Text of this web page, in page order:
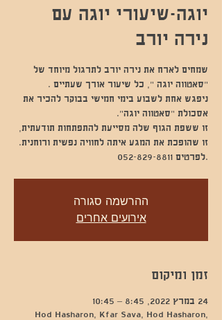
יוגה-שיעורי יוגה עם
נירה יורב
שמחים לארח את נירה יורב לתרגול מיוחד של
ניפגש אחת לשבוע בימי חמישי בבוקר להכיר את
.לפרטים 052-829-8811
ההרשמה סגורה
אירועים אחרים
זמן ומיקום
24 במרץ 2022, 8:45 – 10:45
Hod Hasharon, Kfar Sava, Hod Hasharon,